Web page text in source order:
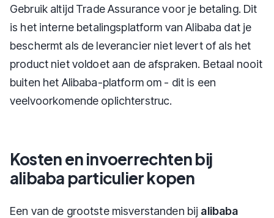
Gebruik altijd Trade Assurance voor je betaling. Dit
is het interne betalingsplatform van Alibaba dat je
beschermt als de leverancier niet levert of als het
product niet voldoet aan de afspraken. Betaal nooit
buiten het Alibaba-platform om - dit is een
veelvoorkomende oplichterstruc.
Kosten en invoerrechten bij
alibaba particulier kopen
Een van de grootste misverstanden bij alibaba